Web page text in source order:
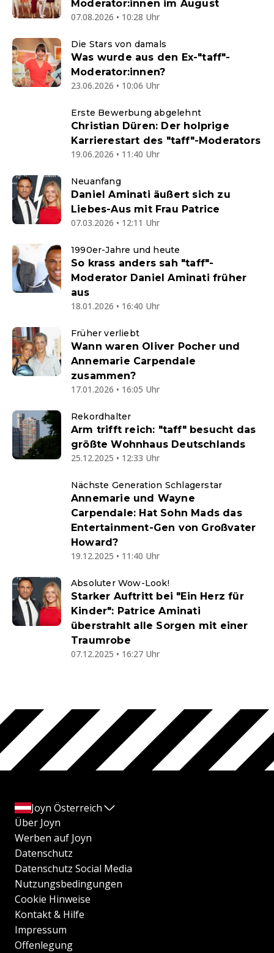
Moderator:innen im August
07.08.2026 • 10:28 Uhr
Die Stars von damals
Was wurde aus den Ex-"taff"-
Moderator:innen?
23.06.2026 • 10:06 Uhr
Erste Bewerbung abgelehnt
Christian Düren: Der holprige
Karrierestart des "taff"-Moderators
19.06.2026 • 11:40 Uhr
Neuanfang
Daniel Aminati äußert sich zu
Liebes-Aus mit Frau Patrice
07.03.2026 • 12:11 Uhr
1990er-Jahre und heute
So krass anders sah "taff"-
Moderator Daniel Aminati früher
aus
18.01.2026 • 16:40 Uhr
Früher verliebt
Wann waren Oliver Pocher und
Annemarie Carpendale
zusammen?
17.01.2026 • 16:05 Uhr
Rekordhalter
Arm trifft reich: "taff" besucht das
größte Wohnhaus Deutschlands
25.12.2025 • 12:33 Uhr
Nächste Generation Schlagerstar
Annemarie und Wayne
Carpendale: Hat Sohn Mads das
Entertainment-Gen von Großvater
Howard?
19.12.2025 • 11:40 Uhr
Absoluter Wow-Look!
Starker Auftritt bei "Ein Herz für
Kinder": Patrice Aminati
überstrahlt alle Sorgen mit einer
Traumrobe
07.12.2025 • 16:27 Uhr
Joyn Österreich
Über Joyn
Werben auf Joyn
Datenschutz
Datenschutz Social Media
Nutzungsbedingungen
Cookie Hinweise
Kontakt & Hilfe
Impressum
Offenlegung